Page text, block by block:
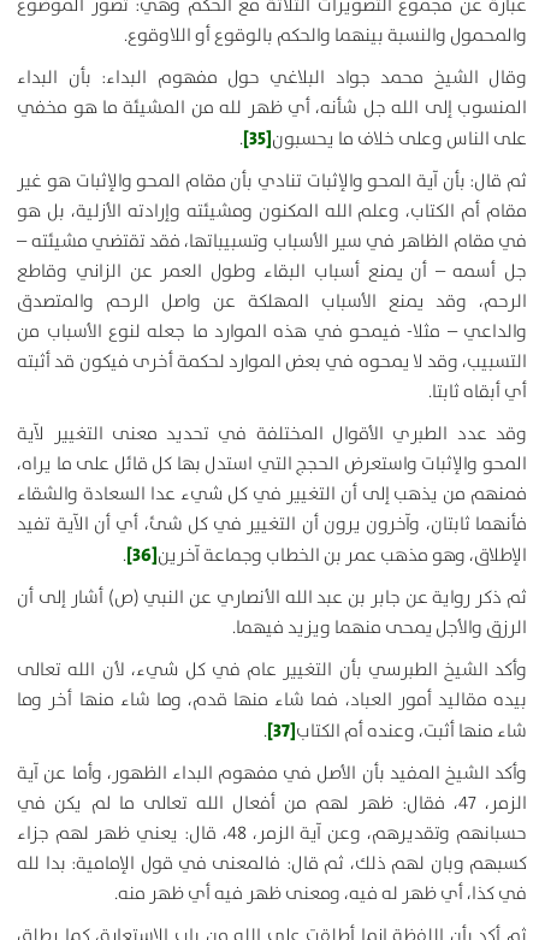
عبارة عن مجموع التصويرات الثلاثة مع الحكم وهي: تصور الموضوع
والمحمول والنسبة بينهما والحكم بالوقوع أو اللاوقوع.
وقال الشيخ محمد جواد البلاغي حول مفهوم البداء: بأن البداء
المنسوب إلى الله جل شأنه، أي ظهر لله من المشيئة ما هو مخفي
على الناس وعلى خلاف ما يحسبون[35]
.
ثم قال: بأن آية المحو والإثبات تنادي بأن مقام المحو والإثبات هو غير
مقام أم الكتاب، وعلم الله المكنون ومشيئته وإرادته الأزلية، بل هو
في مقام الظاهر في سير الأسباب وتسبيباتها، فقد تقتضي مشيئته –
جل أسمه – أن يمنع أسباب البقاء وطول العمر عن الزاني وقاطع
الرحم، وقد يمنع الأسباب المهلكة عن واصل الرحم والمتصدق
والداعي – مثلا- فيمحو في هذه الموارد ما جعله لنوع الأسباب من
التسبيب، وقد لا يمحوه في بعض الموارد لحكمة أخرى فيكون قد أثبته
أي أبقاه ثابتا.
وقد عدد الطبري الأقوال المختلفة في تحديد معنى التغيير لآية
المحو والإثبات واستعرض الحجج التي استدل بها كل قائل على ما يراه،
فمنهم من يذهب إلى أن التغيير في كل شيء عدا السعادة والشقاء
فأنهما ثابتان، وآخرون يرون أن التغيير في كل شئ، أي أن الآية تفيد
الإطلاق، وهو مذهب عمر بن الخطاب وجماعة آخرين[36]
.
ثم ذكر رواية عن جابر بن عبد الله الأنصاري عن النبي (ص) أشار إلى أن
الرزق والأجل يمحى منهما ويزيد فيهما.
وأكد الشيخ الطبرسي بأن التغيير عام في كل شيء، لأن الله تعالى
بيده مقاليد أمور العباد، فما شاء منها قدم، وما شاء منها أخر وما
شاء منها أثبت، وعنده أم الكتاب[37]
.
وأكد الشيخ المفيد بأن الأصل في مفهوم البداء الظهور، وأما عن آية
الزمر، 47، فقال: ظهر لهم من أفعال الله تعالى ما لم يكن في
حسبانهم وتقديرهم، وعن آية الزمر، 48، قال: يعني ظهر لهم جزاء
كسبهم وبان لهم ذلك، ثم قال: فالمعنى في قول الإمامية: بدا لله
في كذا، أي ظهر له فيه، ومعنى ظهر فيه أي ظهر منه.